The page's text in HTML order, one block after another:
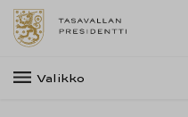
Valikko